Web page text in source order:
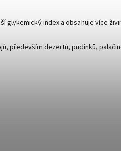
glykemický index a obsahuje více
především dezertů, pudinků,